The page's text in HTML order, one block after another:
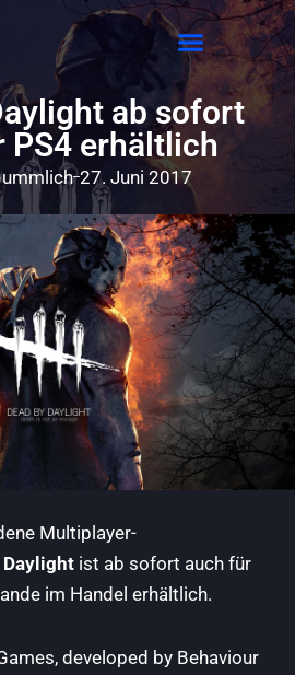
ab sofort
PS4 erhältlich
27. Juni 2017
Multiplayer-
Daylight ist ab sofort auch für
im Handel erhältlich.
developed by Behaviour